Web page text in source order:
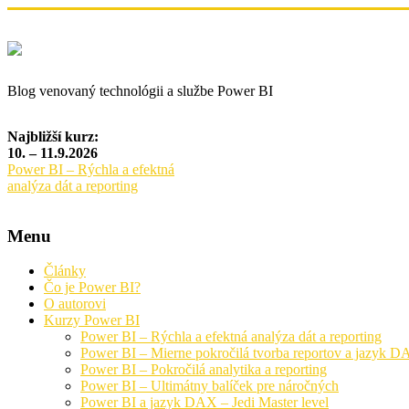
Blog venovaný technológii a službe Power BI
Najbližší kurz:
10. – 11.9.2026
Power BI – Rýchla a efektná
analýza dát a reporting
Menu
Články
Čo je Power BI?
O autorovi
Kurzy Power BI
Power BI – Rýchla a efektná analýza dát a reporting
Power BI – Mierne pokročilá tvorba reportov a jazyk
Power BI – Pokročilá analytika a reporting
Power BI – Ultimátny balíček pre náročných
Power BI a jazyk DAX – Jedi Master level